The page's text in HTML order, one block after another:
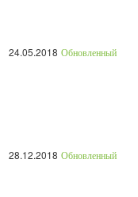
24.05.2018 Обновленный
28.12.2018 Обновленный